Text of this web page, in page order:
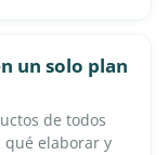
un solo plan
de todos
qué elaborar y